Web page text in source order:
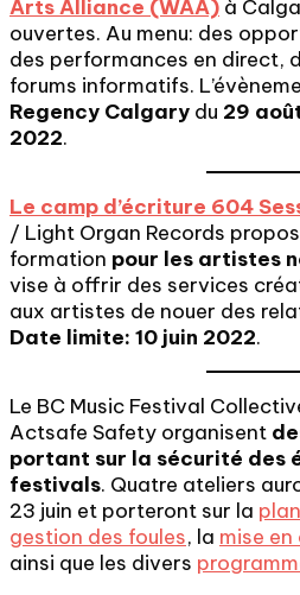
Arts Alliance (WAA) à
ouvertes. Au menu: des
des performances en direct,
forums informatifs.
Regency Calgary du 29
2022.
Le camp d’écriture 604
/ Light Organ Records
formation pour les artistes
vise à offrir des services
aux artistes de nouer des
Date limite: 10 juin 2022.
Le BC Music Festival
Actsafe Safety organisent
portant sur la sécurité des
festivals. Quatre ateliers
23 juin et porteront sur la
gestion des foules, la mise
ainsi que les divers